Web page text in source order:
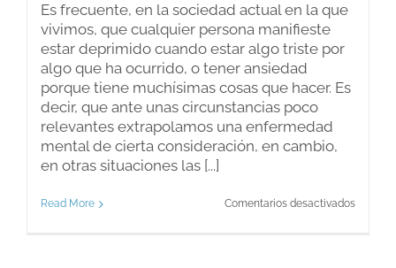
Es frecuente, en la sociedad actual en la que
vivimos, que cualquier persona manifieste
estar deprimido cuando estar algo triste por
algo que ha ocurrido, o tener ansiedad
porque tiene muchísimas cosas que hacer. Es
decir, que ante unas circunstancias poco
relevantes extrapolamos una enfermedad
mental de cierta consideración, en cambio,
en otras situaciones las [...]
Read More Comentarios desactivadosen